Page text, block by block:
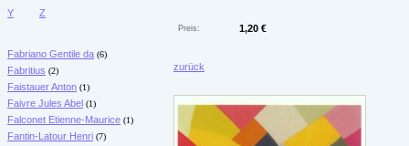
Y
Z
Fabriano Gentile da (6)
Fabritius (2)
Faistauer Anton (1)
Faivre Jules Abel (1)
Falconet Etienne-Maurice (1)
Fantin-Latour Henri (7)
Preis: 1,20 €
zurück